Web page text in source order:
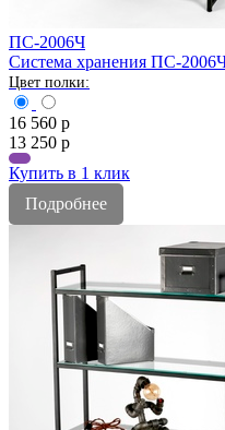
ПС-2006Ч
Система хранения ПС-
16 560 р
13 250 р
Купить в 1 клик
Подробнее